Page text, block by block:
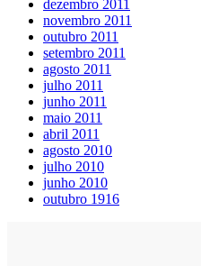
dezembro 2011
novembro 2011
outubro 2011
setembro 2011
agosto 2011
julho 2011
junho 2011
maio 2011
abril 2011
agosto 2010
julho 2010
junho 2010
outubro 1916